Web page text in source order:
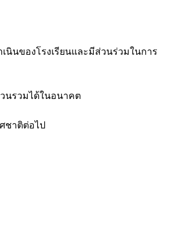
นของโรงเรียนและมีส่วนร่วมในการ
นรวมได้ในอนาคต
ชาติต่อไป